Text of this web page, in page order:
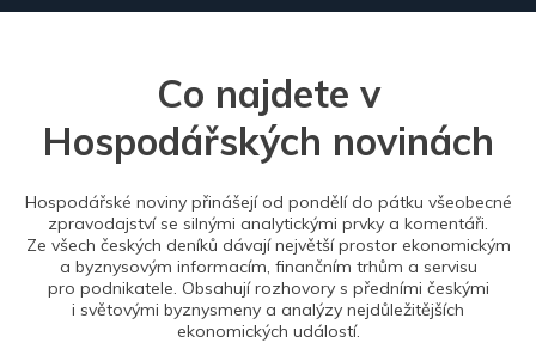
Co najdete v
Hospodářských novinách
Hospodářské noviny přinášejí od pondělí do pátku všeobecné
zpravodajství se silnými analytickými prvky a komentáři.
Ze všech českých deníků dávají největší prostor ekonomickým
a byznysovým informacím, finančním trhům a servisu
pro podnikatele. Obsahují rozhovory s předními českými
i světovými byznysmeny a analýzy nejdůležitějších
ekonomických událostí.